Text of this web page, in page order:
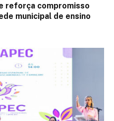
reforça compromisso
municipal de ensino